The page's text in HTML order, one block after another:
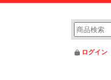
ログイン